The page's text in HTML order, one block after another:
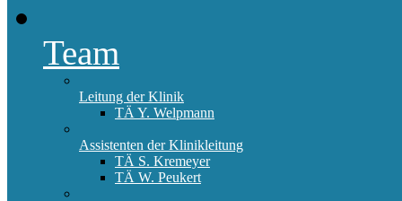
Team
Leitung der Klinik
TÄ Y. Welpmann
Assistenten der Klinikleitung
TÄ S. Kremeyer
TÄ W. Peukert